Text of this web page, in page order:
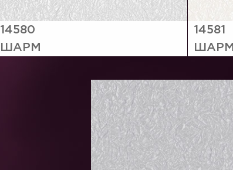
14580
ШАРМ
14581
ШАРМ